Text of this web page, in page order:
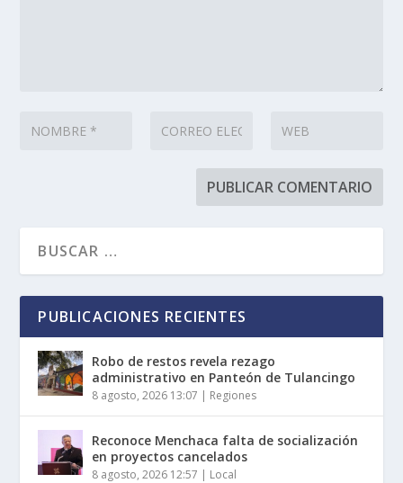
PUBLICACIONES RECIENTES
Robo de restos revela rezago
administrativo en Panteón de Tulancingo
8 agosto, 2026 13:07 | Regiones
Reconoce Menchaca falta de socialización
en proyectos cancelados
8 agosto, 2026 12:57 | Local